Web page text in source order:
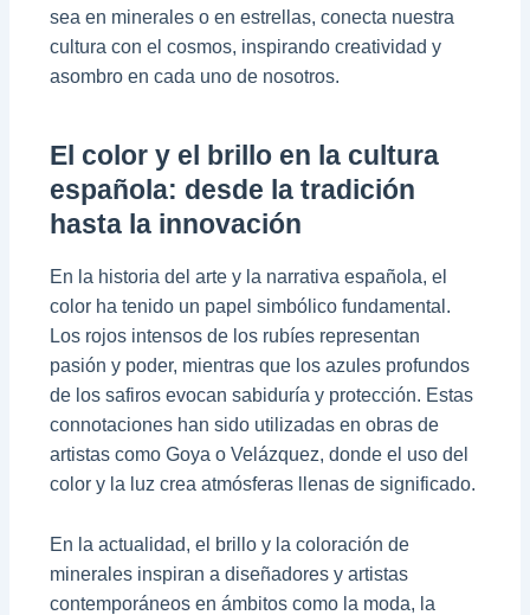
sea en minerales o en estrellas, conecta nuestra
cultura con el cosmos, inspirando creatividad y
asombro en cada uno de nosotros.
El color y el brillo en la cultura
española: desde la tradición
hasta la innovación
En la historia del arte y la narrativa española, el
color ha tenido un papel simbólico fundamental.
Los rojos intensos de los rubíes representan
pasión y poder, mientras que los azules profundos
de los safiros evocan sabiduría y protección. Estas
connotaciones han sido utilizadas en obras de
artistas como Goya o Velázquez, donde el uso del
color y la luz crea atmósferas llenas de significado.
En la actualidad, el brillo y la coloración de
minerales inspiran a diseñadores y artistas
contemporáneos en ámbitos como la moda, la